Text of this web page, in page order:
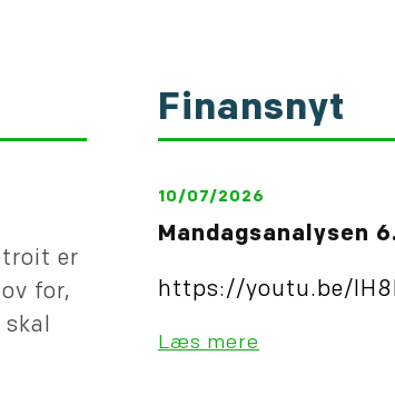
er
for,
Finansnyt
10/07/2026
Mandagsanalysen
https://youtu.be/
Læs mere